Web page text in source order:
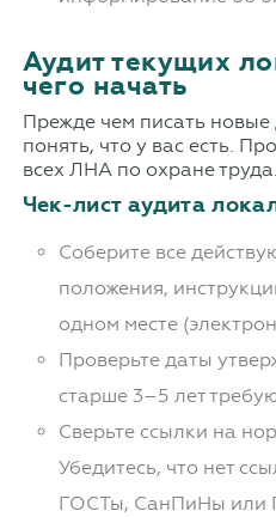
Аудит текущих
чего начать
Прежде чем писать
понять, что у вас есть.
всех ЛНА по охране труда.
Чек-лист аудита
Соберите все
положения,
одном месте
Проверьте даты
старше 3–5 лет
Сверьте ссылки на
Убедитесь, что нет
ГОСТы, СанПиНы или